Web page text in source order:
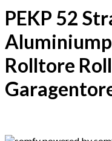
PEKP 52
Rolltore